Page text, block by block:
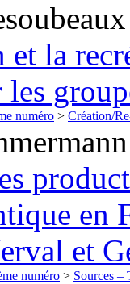
et la
numéro > Création/
en
et
numéro > Sources –